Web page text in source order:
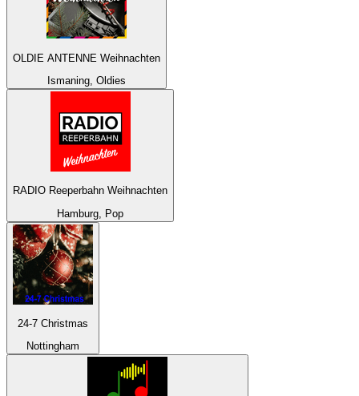
OLDIE ANTENNE Weihnachten
Ismaning, Oldies
RADIO Reeperbahn Weihnachten
Hamburg, Pop
24-7 Christmas
Nottingham